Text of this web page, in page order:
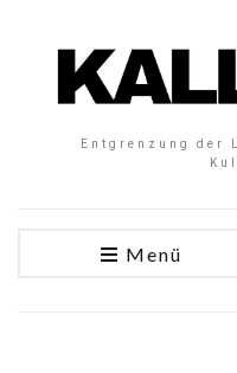
Entgrenzung der
Menü